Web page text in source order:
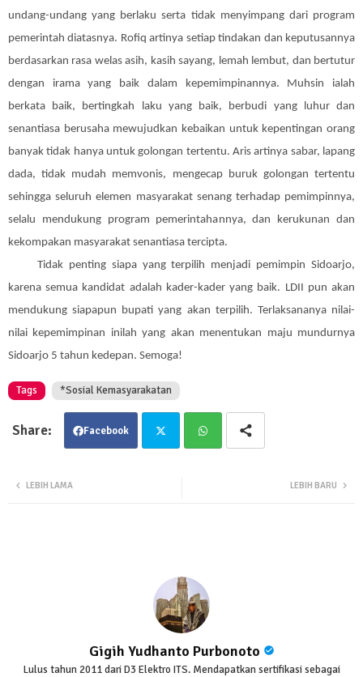
undang-undang yang berlaku serta tidak menyimpang dari program
pemerintah diatasnya. Rofiq artinya setiap tindakan dan keputusannya
berdasarkan rasa welas asih, kasih sayang, lemah lembut, dan bertutur
dengan irama yang baik dalam kepemimpinannya. Muhsin ialah
berkata baik, bertingkah laku yang baik, berbudi yang luhur dan
senantiasa berusaha mewujudkan kebaikan untuk kepentingan orang
banyak tidak hanya untuk golongan tertentu. Aris artinya sabar, lapang
dada, tidak mudah memvonis, mengecap buruk golongan tertentu
sehingga seluruh elemen masyarakat senang terhadap pemimpinnya,
selalu mendukung program pemerintahannya, dan kerukunan dan
kekompakan masyarakat senantiasa tercipta.
Tidak penting siapa yang terpilih menjadi pemimpin Sidoarjo,
karena semua kandidat adalah kader-kader yang baik. LDII pun akan
mendukung siapapun bupati yang akan terpilih. Terlaksananya nilai-
nilai kepemimpinan inilah yang akan menentukan maju mundurnya
Sidoarjo 5 tahun kedepan. Semoga!
Tags *Sosial Kemasyarakatan
Facebook
LEBIH BARU
LEBIH LAMA
Gigih Yudhanto Purbonoto
Lulus tahun 2011 dari D3 Elektro ITS. Mendapatkan sertifikasi sebagai